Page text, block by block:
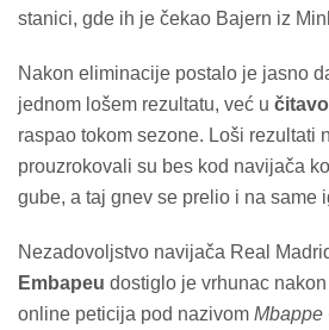
stanici, gde ih je čekao Bajern iz
Nakon eliminacije postalo je jasno
jednom lošem rezultatu, već u
raspao tokom sezone. Loši rezultati
prouzrokovali su bes kod navijača
gube, a taj gnev se prelio i na same
Nezadovoljstvo navijača Real
Embapeu dostiglo je vrhunac
online peticija pod nazivom Mbappe